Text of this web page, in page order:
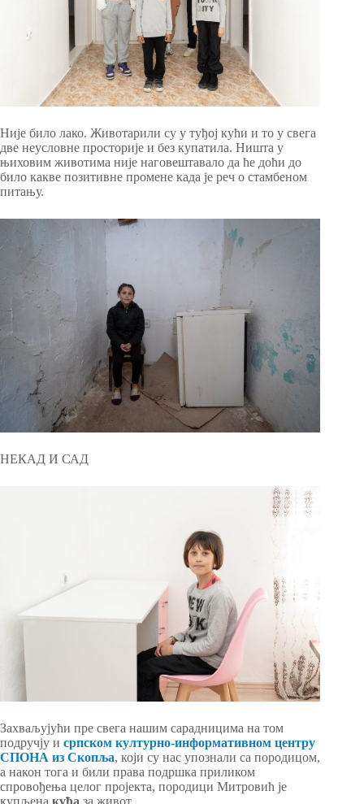
Није било лако. Животарили су у туђој кући и то у свега
две неусловне просторије и без купатила. Ништа у
њиховим животима није наговештавало да ће доћи до
било какве позитивне промене када је реч о стамбеном
питању.
НЕКАД И САД
Захваљујући пре свега нашим сарадницима на том
подручју и српском културно-информативном центру
СПОНА из Скопља, који су нас упознали са породицом,
а након тога и били права подршка приликом
спровођења целог пројекта, породици Митровић је